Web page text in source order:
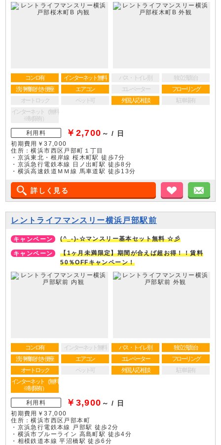
コンロ有 インターネット無料 バス・トイレ別
独立洗面台
洗浄機能付き便座
エアコン エレベーター
フローリング
オートロック
ペット可 外国人応相談
駐車場有
インターネット（無料
※制限有）
利用料 ￥2,700 ～ / 日
初期費用￥37,000
住所：横浜市西区戸部町１丁目
・京浜東北・根岸線 桜木町駅 徒歩7分
・京浜急行電鉄本線 日ノ出町駅 徒歩8分
・横浜高速鉄道ＭＭ線 馬車道駅 徒歩13分
詳しく見る お気に入
レントライフマンスリー横浜戸部駅前
(^_-)-☆マンスリー基本セット無料 ☆彡
【1ヶ月未満限定】期間が合えば超お得！！賃料
50％OFFキャンペーン！
コンロ有 インターネット無料 バス・トイレ別
独立洗面台
洗浄機能付き便座
エアコン エレベーター
フローリング
オートロック
ペット可 外国人応相談
駐車場有
インターネット（無料
※制限有）
利用料 ￥3,900 ～ / 日
初期費用￥37,000
住所：横浜市西区戸部本町
・京浜急行電鉄本線 戸部駅 徒歩2分
・横浜市ブルーライン 高島町駅 徒歩4分
・相模鉄道本線 平沼橋駅 徒歩6分